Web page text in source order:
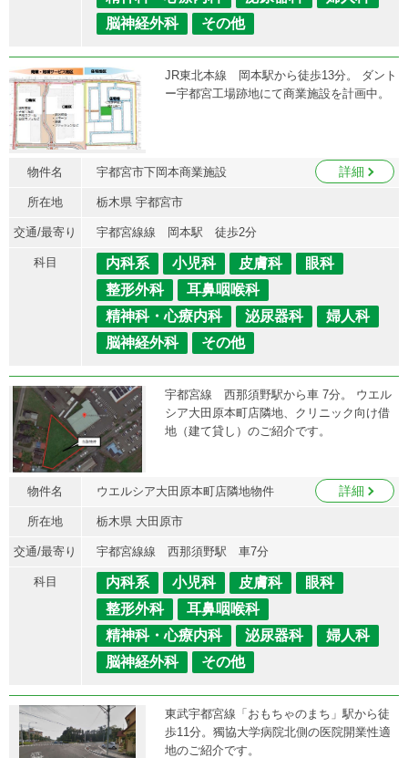
脳神経外科
その他
JR東北本線 岡本駅から徒歩13分。 ダント
ー宇都宮工場跡地にて商業施設を計画中。
物件名 宇都宮市下岡本商業施設 詳細
所在地 栃木県 宇都宮市
交通/最寄り 宇都宮線線 岡本駅 徒歩2分
科目 内科系 小児科 皮膚科
眼科
整形外科
耳鼻咽喉科
精神科・心療内科
泌尿器科
婦人科
脳神経外科
その他
宇都宮線 西那須野駅から車 7分。 ウエル
シア大田原本町店隣地、クリニック向け借
地（建て貸し）のご紹介です。
物件名 ウエルシア大田原本町店隣地物件 詳細
所在地 栃木県 大田原市
交通/最寄り 宇都宮線線 西那須野駅 車7分
科目 内科系 小児科 皮膚科
眼科
整形外科
耳鼻咽喉科
精神科・心療内科
泌尿器科
婦人科
脳神経外科
その他
東武宇都宮線「おもちゃのまち」駅から徒
歩11分。獨協大学病院北側の医院開業性適
地のご紹介です。